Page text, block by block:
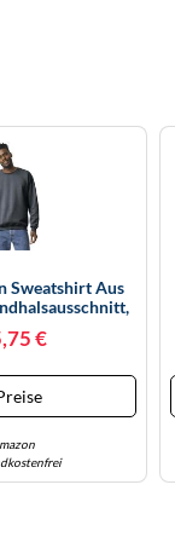
Sweatshirt Aus
XL
€